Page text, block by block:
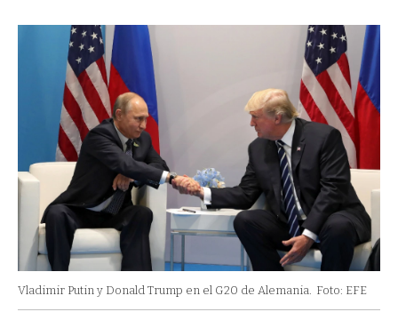
Vladimir Putin y Donald Trump en el G20 de Alemania. Foto: EFE